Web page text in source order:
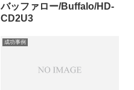
バッファロー/Buffalo/HD-
CD2U3
成功事例